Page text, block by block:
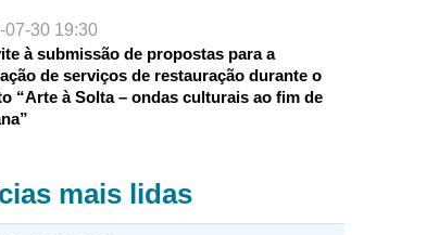
Macau” de
07-30 19:30
à submissão de propostas para a
de serviços de restauração durante o
“Arte à Solta – ondas culturais ao fim de
mais lidas